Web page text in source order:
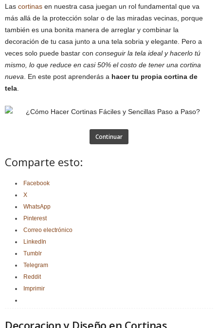
Las cortinas en nuestra casa juegan un rol fundamental que va
más allá de la protección solar o de las miradas vecinas, porque
también es una bonita manera de arreglar y combinar la
decoración de tu casa junto a una tela sobria y elegante. Pero a
veces solo puede bastar con conseguir la tela ideal y hacerlo tú
mismo, lo que reduce en casi 50% el costo de tener una cortina
nueva . En este post aprenderás a hacer tu propia cortina de
tela
Continuar
Comparte esto:
Facebook
X
WhatsApp
Pinterest
Correo electrónico
LinkedIn
Tumblr
Telegram
Reddit
Imprimir
Decoracion y Diseño en Cortinas